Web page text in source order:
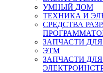
УМНЫЙ ДОМ
ТЕХНИКА И
СРЕДСТВА
ЗАПЧАСТИ
ЭТМ
ЗАПЧАСТИ